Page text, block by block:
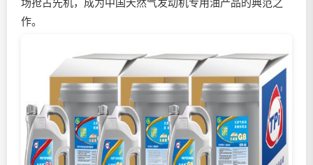
场抢占先机，成为中国天然气发动机专用油产品的典范之
作。